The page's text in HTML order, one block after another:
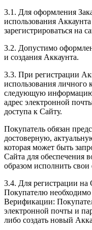
3.1. Для оформления
использования
зарегистрироваться на
3.2. Допустимо
и создания Аккаунта.
3.3. При регистрации
использования личного
следующую
адрес электронной
доступа к Сайту.
Покупатель обязан
достоверную,
которая может быть
Сайта для обеспечения
образом исполнить свои
3.4. Для регистрации на
Покупателю
Верификации:
электронной почты и
либо создать новый